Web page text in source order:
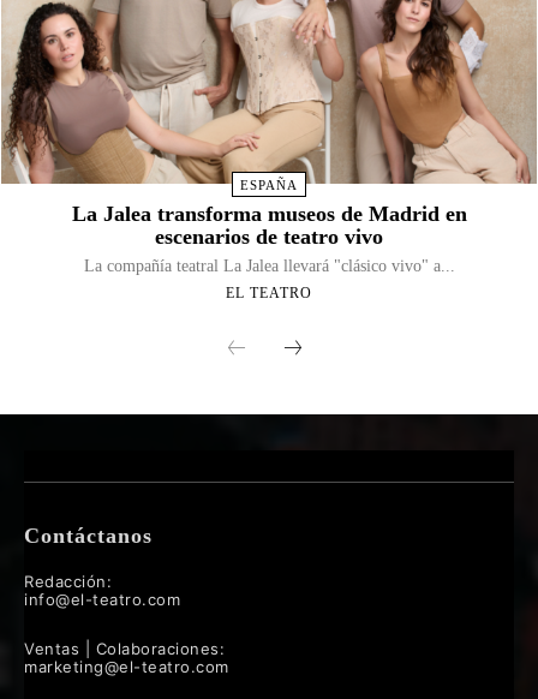
ESPAÑA
La Jalea transforma museos de Madrid en
escenarios de teatro vivo
La compañía teatral La Jalea llevará "clásico vivo" a...
EL TEATRO
Contáctanos
Redacción:
info@el-teatro.com
Ventas | Colaboraciones:
marketing@el-teatro.com